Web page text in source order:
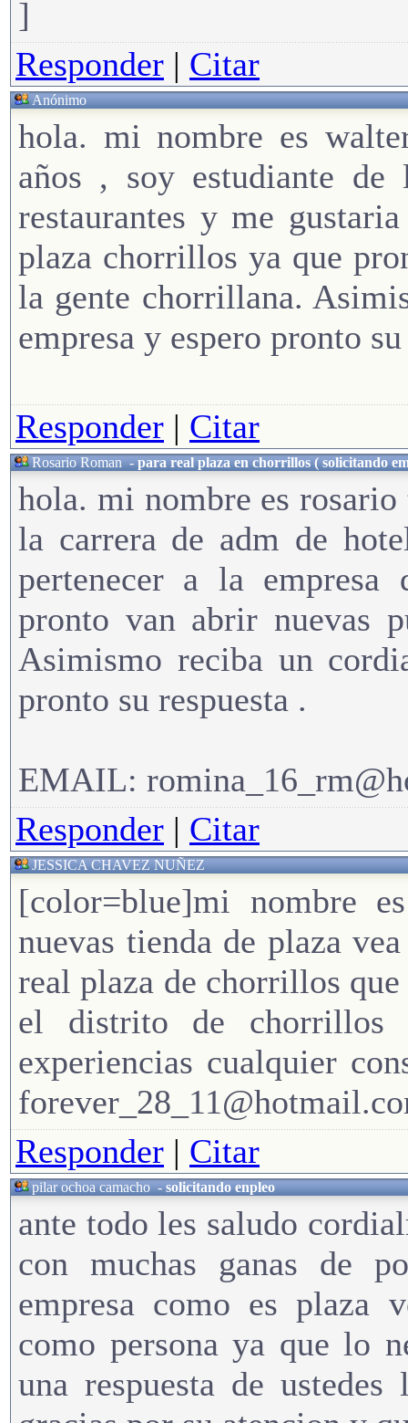
]
Responder | Citar
Anónimo
hola. mi nombre es
años , soy estudiante
restaurantes y me
plaza chorrillos ya que
la gente chorrillana.
empresa y espero pronto
Responder | Citar
Rosario Roman-para real plaza en chorrillos ( solicitando
hola. mi nombre es rosario
la carrera de adm de
pertenecer a la
pronto van abrir nuevas
Asimismo reciba un
pronto su respuesta .
EMAIL:
Responder | Citar
JESSICA CHAVEZ NUÑEZ
[color=blue]mi nombre
nuevas tienda de plaza
real plaza de chorrillos
el distrito de chorrillos
experiencias cualquier
Responder | Citar
pilar ochoa camacho-solicitando enpleo
ante todo les saludo
con muchas ganas de
empresa como es plaza
como persona ya que lo
una respuesta de